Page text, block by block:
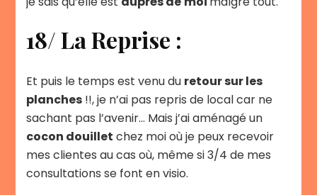
18/ La Reprise :
Et puis le temps est venu du retour sur les
planches !!, je n’ai pas repris de local car ne
sachant pas l’avenir… Mais j’ai aménagé un
cocon douillet chez moi où je peux recevoir
mes clientes au cas où, même si 3/4 de mes
consultations se font en visio.